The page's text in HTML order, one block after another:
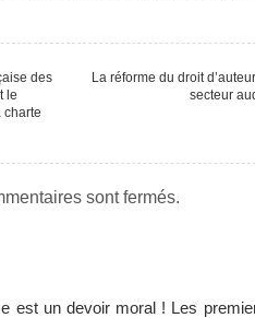
des
le
charte
La réforme du droit
secteur
sont fermés.
est un devoir moral ! Les